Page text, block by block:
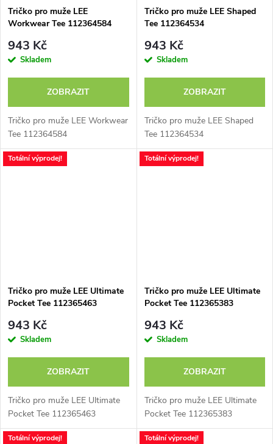
Tričko pro muže LEE
Workwear Tee 112364584
943 Kč
Skladem
ZOBRAZIT
Tričko pro muže LEE Workwear
Tee 112364584
Tričko pro muže LEE Shaped
Tee 112364534
943 Kč
Skladem
ZOBRAZIT
Tričko pro muže LEE Shaped
Tee 112364534
Totální výprodej!
Tričko pro muže LEE Ultimate
Pocket Tee 112365463
943 Kč
Skladem
ZOBRAZIT
Tričko pro muže LEE Ultimate
Pocket Tee 112365463
Totální výprodej!
Tričko pro muže LEE Ultimate
Pocket Tee 112365383
943 Kč
Skladem
ZOBRAZIT
Tričko pro muže LEE Ultimate
Pocket Tee 112365383
Totální výprodej! Totální výprodej!